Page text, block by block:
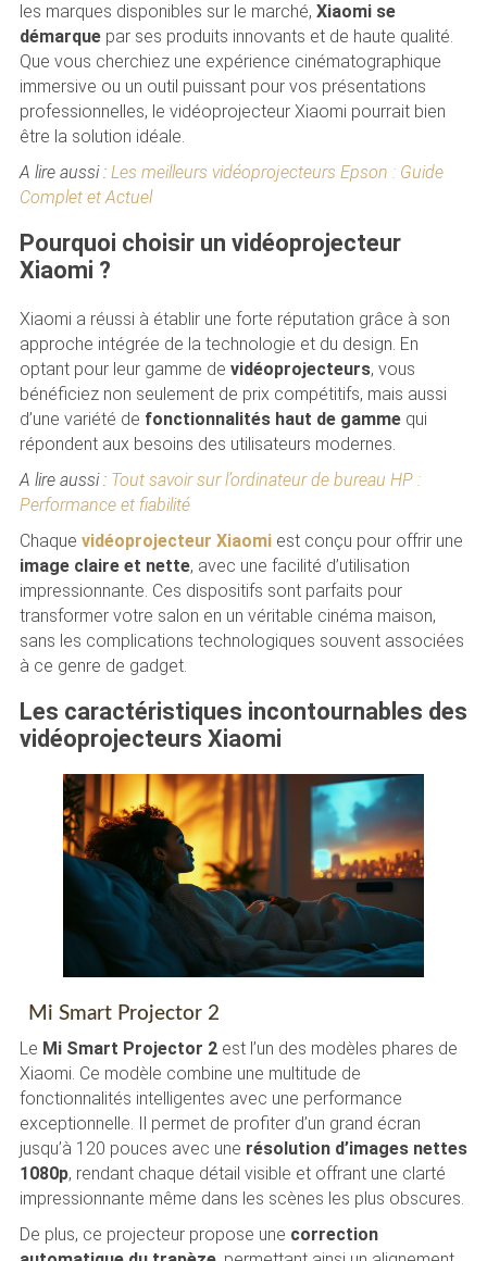
les marques disponibles sur le marché, Xiaomi se
démarquepar ses produits innovants et de haute qualité.
Que vous cherchiez une expérience cinématographique
immersive ou un outil puissant pour vos présentations
professionnelles, le vidéoprojecteur Xiaomi pourrait bien
être la solution idéale.
A lire aussi : Les meilleurs vidéoprojecteurs Epson : Guide
Complet et Actuel
Pourquoi choisir un vidéoprojecteur
Xiaomi ?
Xiaomi a réussi à établir une forte réputation grâce à son
approche intégrée de la technologie et du design. En
optant pour leur gamme de vidéoprojecteurs, vous
bénéficiez non seulement de prix compétitifs, mais aussi
d’une variété de fonctionnalités haut de gammequi
répondent aux besoins des utilisateurs modernes.
A lire aussi : Tout savoir sur l’ordinateur de bureau HP :
Performance et fiabilité
Chaque vidéoprojecteur Xiaomi est conçu pour offrir une
image claire et nette, avec une facilité d’utilisation
impressionnante. Ces dispositifs sont parfaits pour
transformer votre salon en un véritable cinéma maison,
sans les complications technologiques souvent associées
à ce genre de gadget.
Les caractéristiques incontournables des
vidéoprojecteurs Xiaomi
Mi Smart Projector 2
Le Mi Smart Projector 2est l’un des modèles phares de
Xiaomi. Ce modèle combine une multitude de
fonctionnalités intelligentes avec une performance
exceptionnelle. Il permet de profiter d’un grand écran
jusqu’à 120 pouces avec une résolution d’images nettes
1080p, rendant chaque détail visible et offrant une clarté
impressionnante même dans les scènes les plus obscures.
De plus, ce projecteur propose une correction